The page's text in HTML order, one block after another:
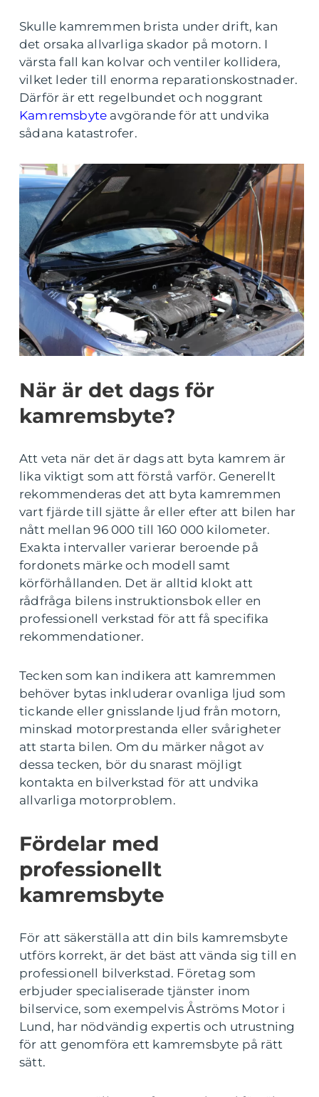
Skulle kamremmen brista under drift, kan
det orsaka allvarliga skador på motorn. I
värsta fall kan kolvar och ventiler kollidera,
vilket leder till enorma reparationskostnader.
Därför är ett regelbundet och noggrant
Kamremsbyte avgörande för att undvika
sådana katastrofer.
När är det dags för
kamremsbyte?
Att veta när det är dags att byta kamrem är
lika viktigt som att förstå varför. Generellt
rekommenderas det att byta kamremmen
vart fjärde till sjätte år eller efter att bilen har
nått mellan 96 000 till 160 000 kilometer.
Exakta intervaller varierar beroende på
fordonets märke och modell samt
körförhållanden. Det är alltid klokt att
rådfråga bilens instruktionsbok eller en
professionell verkstad för att få specifika
rekommendationer.
Tecken som kan indikera att kamremmen
behöver bytas inkluderar ovanliga ljud som
tickande eller gnisslande ljud från motorn,
minskad motorprestanda eller svårigheter
att starta bilen. Om du märker något av
dessa tecken, bör du snarast möjligt
kontakta en bilverkstad för att undvika
allvarliga motorproblem.
Fördelar med
professionellt
kamremsbyte
För att säkerställa att din bils kamremsbyte
utförs korrekt, är det bäst att vända sig till en
professionell bilverkstad. Företag som
erbjuder specialiserade tjänster inom
bilservice, som exempelvis Åströms Motor i
Lund, har nödvändig expertis och utrustning
för att genomföra ett kamremsbyte på rätt
sätt.